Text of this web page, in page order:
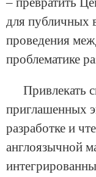
для публичных
проведения
проблематике
Привлекать
приглашенных
разработке и
англоязычной